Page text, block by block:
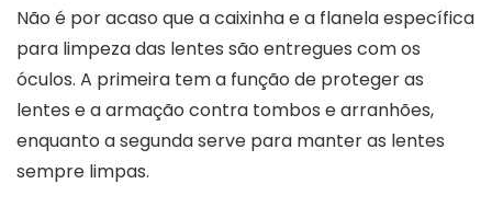
Não é por acaso que a caixinha e a flanela específica
para limpeza das lentes são entregues com os
óculos. A primeira tem a função de proteger as
lentes e a armação contra tombos e arranhões,
enquanto a segunda serve para manter as lentes
sempre limpas.